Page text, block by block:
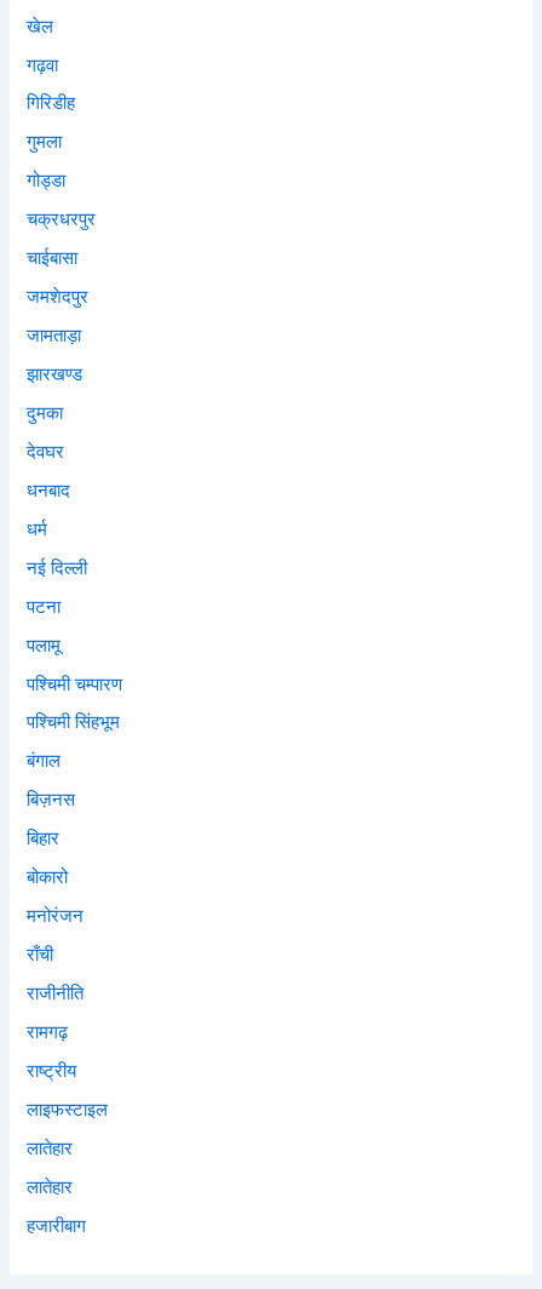
खेल
गढ़वा
गिरिडीह
गुमला
गोड्डा
चक्रधरपुर
चाईबासा
जमशेदपुर
जामताड़ा
झारखण्ड
दुमका
देवघर
धनबाद
धर्म
नई दिल्ली
पटना
पलामू
पश्चिमी चम्पारण
पश्चिमी सिंहभूम
बंगाल
बिज़नस
बिहार
बोकारो
मनोरंजन
राँची
राजीनीति
रामगढ़
राष्ट्रीय
लाइफस्टाइल
लातेहार
लातेहार
हजारीबाग